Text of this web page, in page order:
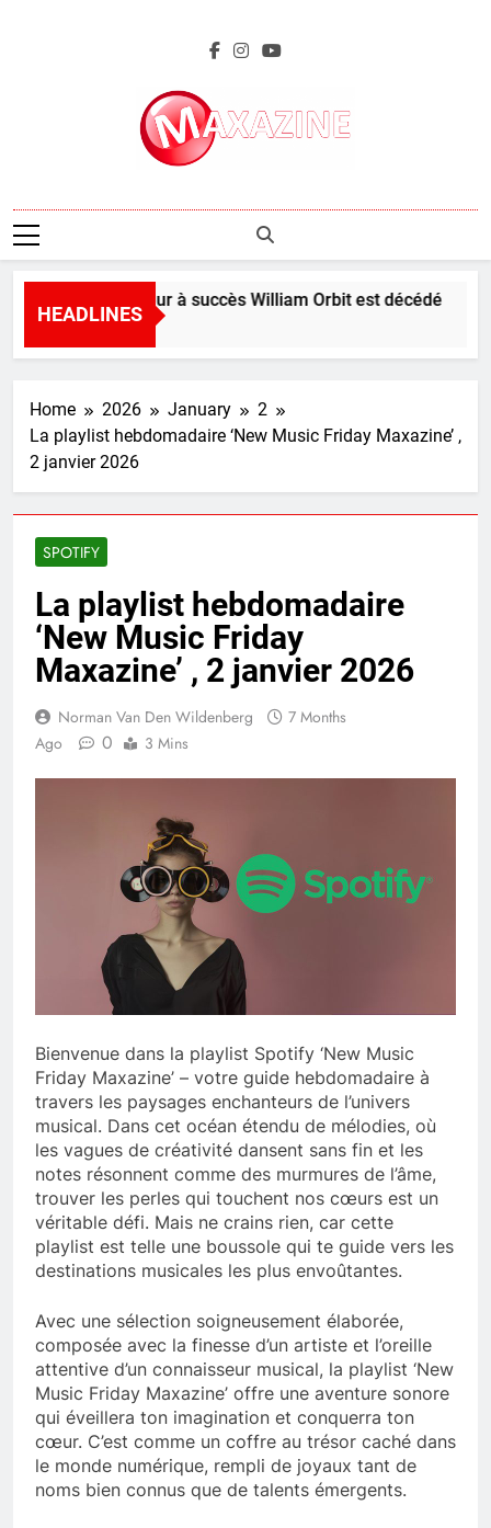
Maxazine.fr
HEADLINES
Le producteur à succès William Orbit est décédé
5 Hours Ago
Home 2026 January
2
La playlist hebdomadaire ‘New Music Friday Maxazine’ ,
2 janvier 2026
SPOTIFY
La playlist hebdomadaire
‘New Music Friday
Maxazine’ , 2 janvier 2026
Norman Van Den Wildenberg
7 Months
Ago
0 3 Mins
Bienvenue dans la playlist Spotify ‘New Music
Friday Maxazine’ – votre guide hebdomadaire à
travers les paysages enchanteurs de l’univers
musical. Dans cet océan étendu de mélodies, où
les vagues de créativité dansent sans fin et les
notes résonnent comme des murmures de l’âme,
trouver les perles qui touchent nos cœurs est un
véritable défi. Mais ne crains rien, car cette
playlist est telle une boussole qui te guide vers les
destinations musicales les plus envoûtantes.
Avec une sélection soigneusement élaborée,
composée avec la finesse d’un artiste et l’oreille
attentive d’un connaisseur musical, la playlist ‘New
Music Friday Maxazine’ offre une aventure sonore
qui éveillera ton imagination et conquerra ton
cœur. C’est comme un coffre au trésor caché dans
le monde numérique, rempli de joyaux tant de
noms bien connus que de talents émergents.